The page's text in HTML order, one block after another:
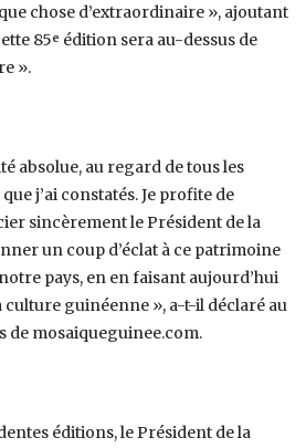
chose d’extraordinaire », ajoutant
85ᵉ édition sera au-dessus de
».
absolue, au regard de tous les
j’ai constatés. Je profite de
sincèrement le Président de la
un coup d’éclat à ce patrimoine
pays, en en faisant aujourd’hui
guinéenne », a-t-il déclaré au
de mosaiqueguinee.com.
éditions, le Président de la